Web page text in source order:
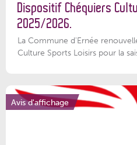
Dispositif Chéquiers
2025/2026.
La Commune d'Ernée
Culture Sports Loisirs pour la
Avis d'affichage